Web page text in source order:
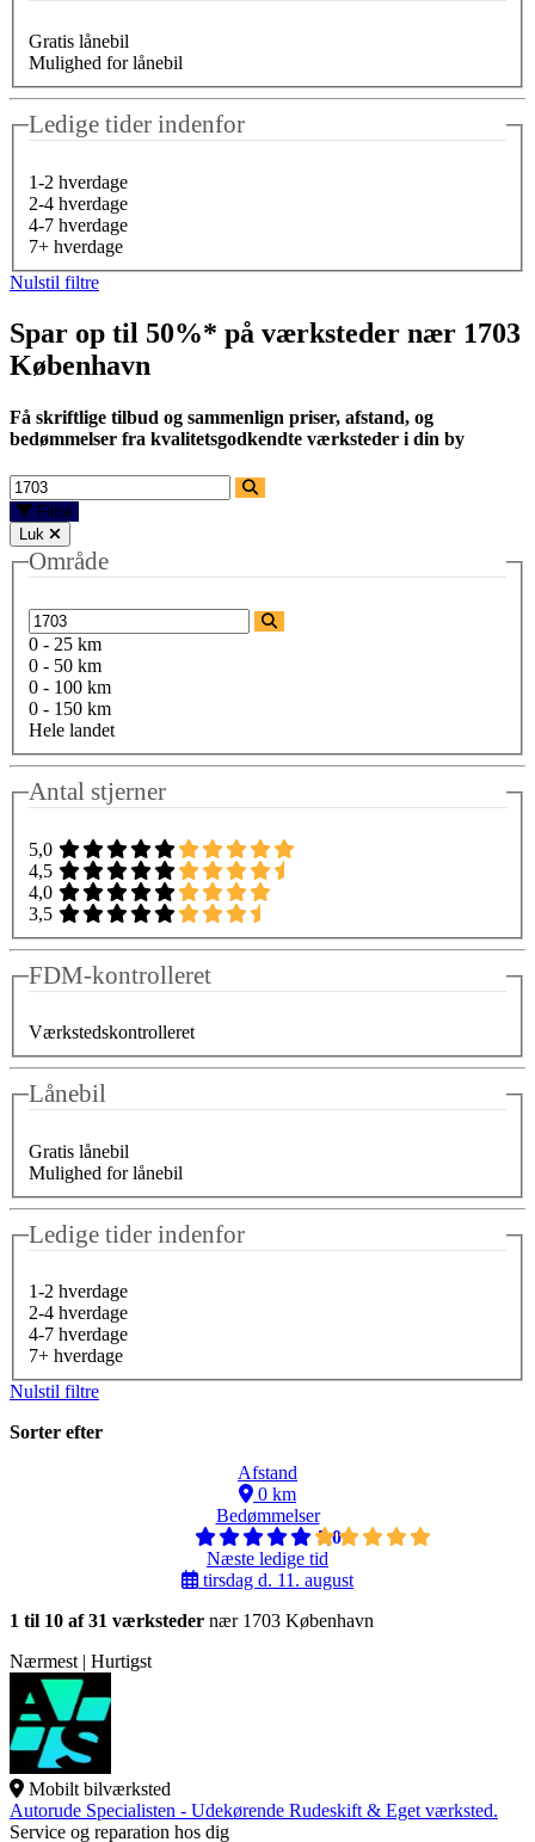
Gratis lånebil
Mulighed for lånebil
Ledige tider indenfor
1-2 hverdage
2-4 hverdage
4-7 hverdage
7+ hverdage
Nulstil filtre
Spar op til 50%* på værksteder nær 1703
København
Få skriftlige tilbud og sammenlign priser, afstand, og
bedømmelser fra kvalitetsgodkendte værksteder i din by
Filtre
Luk
Område
0 - 25 km
0 - 50 km
0 - 100 km
0 - 150 km
Hele landet
Antal stjerner
5,0
4,5
4,0
3,5
FDM-kontrolleret
Værkstedskontrolleret
Lånebil
Gratis lånebil
Mulighed for lånebil
Ledige tider indenfor
1-2 hverdage
2-4 hverdage
4-7 hverdage
7+ hverdage
Nulstil filtre
Sorter efter
Afstand
0 km
Bedømmelser
5,0
Næste ledige tid
tirsdag d. 11. august
1 til 10 af 31 værksteder nær 1703 København
Nærmest | Hurtigst
Mobilt bilværksted
Autorude Specialisten - Udekørende Rudeskift & Eget værksted.
Service og reparation hos dig